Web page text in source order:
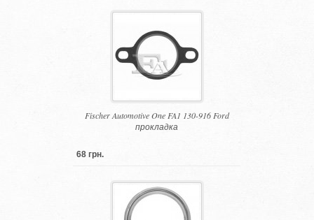
Fischer Automotive One FA1 130-916 Ford
прокладка
68 грн.